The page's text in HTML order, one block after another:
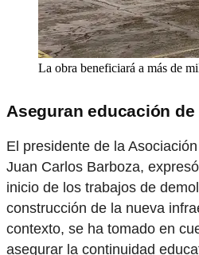
La obra beneficiará a más de
Aseguran educación
El presidente de la
Juan Carlos Barboza,
inicio de los trabajos de
construcción de la nueva
contexto, se ha tomado en
asegurar la continuidad